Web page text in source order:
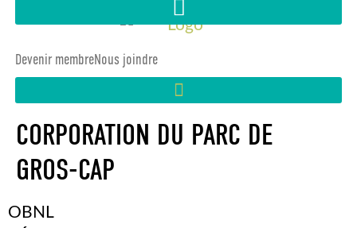
Devenir membreNous joindre
CORPORATION DU PARC DE
GROS-CAP
OBNL